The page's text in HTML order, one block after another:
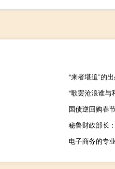
“来者堪追”的
“歌罢沧浪谁与
国债逆回购春
电子商务的专